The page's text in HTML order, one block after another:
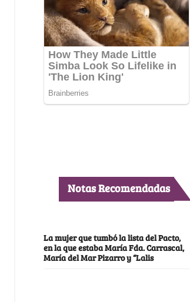
Notas Recomendadas
La mujer que tumbó la lista del Pacto,
en la que estaba María Fda. Carrascal,
María del Mar Pizarro y “Lalis